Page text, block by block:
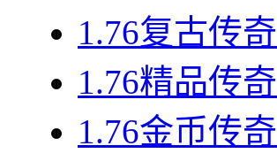
1.76复古传奇
1.76精品传奇
1.76金币传奇